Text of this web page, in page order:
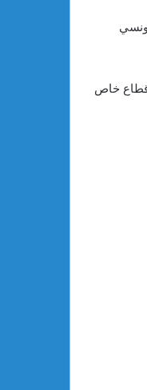
من الاقتصاد التونسي
خاص